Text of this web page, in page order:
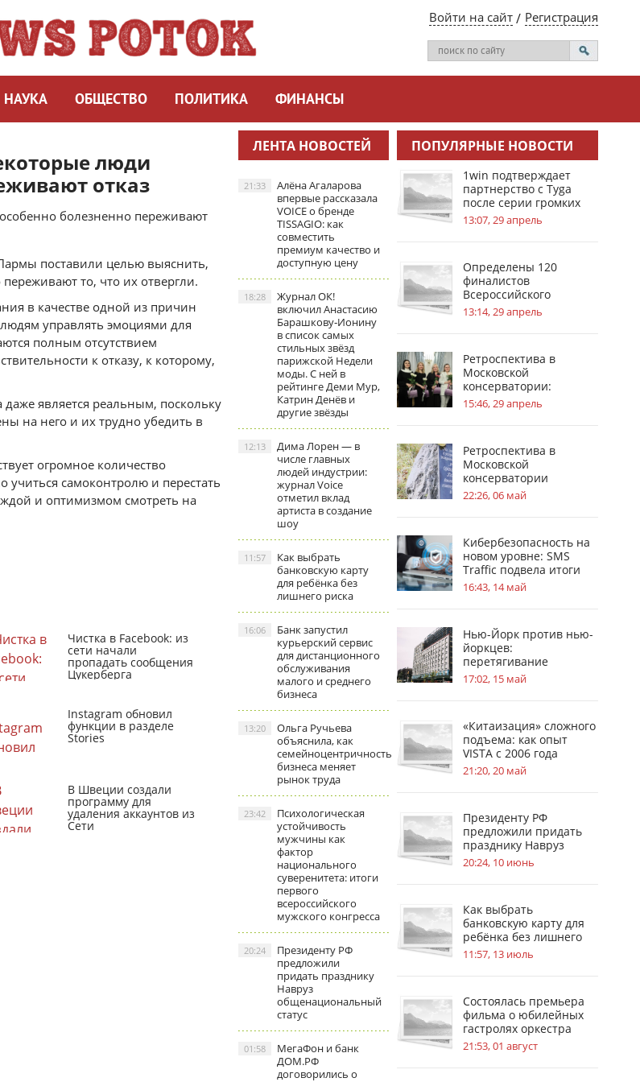
Войти на сайт Регистрация
НАУКА ОБЩЕСТВО ПОЛИТИКА ФИНАНСЫ
люди
отказ
поставили целью выяснить,
то, что их отвергли.
в качестве одной из причин
управлять эмоциями для
полным отсутствием
к отказу, к которому,
даже является реальным, поскольку
на него и их трудно убедить в
огромное количество
учиться самоконтролю и перестать
и оптимизмом смотреть на
Чистка в Facebook: из
сети начали
пропадать сообщения
Цукерберга
Instagram обновил
функции в разделе
Stories
В Швеции создали
программу для
удаления аккаунтов из
Сети
ЛЕНТА НОВОСТЕЙ
Алёна Агаларова
впервые рассказала
VOICE о бренде
TISSAGIO: как
совместить
премиум качество и
доступную цену
21:33
Журнал ОК!
включил Анастасию
Барашкову‑Ионину
в список самых
стильных звёзд
парижской Недели
моды. С ней в
рейтинге Деми Мур,
Катрин Денёв и
другие звёзды
18:28
Дима Лорен — в
числе главных
людей индустрии:
журнал Voice
отметил вклад
артиста в создание
шоу
12:13
Как выбрать
банковскую карту
для ребёнка без
лишнего риска
11:57
Банк запустил
курьерский сервис
для дистанционного
обслуживания
малого и среднего
бизнеса
16:06
Ольга Ручьева
объяснила, как
семейноцентричность
бизнеса меняет
рынок труда
13:20
Психологическая
устойчивость
мужчины как
фактор
национального
суверенитета: итоги
первого
всероссийского
мужского конгресса
23:42
Президенту РФ
предложили
придать празднику
Навруз
общенациональный
статус
20:24
МегаФон и банк
ДОМ.РФ
договорились о
01:58
ПОПУЛЯРНЫЕ НОВОСТИ
1win подтверждает
партнерство с Tyga
после серии громких
инсайдов
13:07, 29 апрель
Определены 120
финалистов
Всероссийского
инженерного конкурса
13:14, 29 апрель
Ретроспектива в
Московской
консерватории:
география судьбы П. И.
Чайковского
15:46, 29 апрель
Ретроспектива в
Московской
консерватории
посвящена усадьбам в
жизни С.В.
22:26, 06 май
Кибербезопасность на
новом уровне: SMS
Traffic подвела итоги
обновлений
16:43, 14 май
Нью-Йорк против нью-
йоркцев:
перетягивание
«асбестового каната»
17:02, 15 май
«Китаизация» сложного
подъема: как опыт
VISTA с 2006 года
меняет стандарты
безопасности на
21:20, 20 май
Президенту РФ
предложили придать
празднику Навруз
общенациональный
статус
20:24, 10 июнь
Как выбрать
банковскую карту для
ребёнка без лишнего
риска
11:57, 13 июль
Состоялась премьера
фильма о юбилейных
гастролях оркестра
имени В. В. Андреева
21:53, 01 август